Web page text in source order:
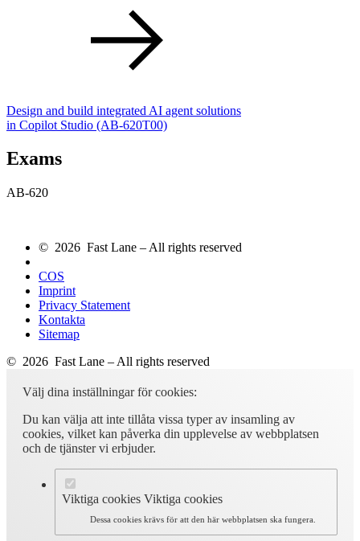
Design and build integrated AI agent solutions
in Copilot Studio (AB-620T00)
Exams
AB-620
© 2026 Fast Lane – All rights reserved
COS
Imprint
Privacy Statement
Kontakta
Sitemap
© 2026 Fast Lane – All rights reserved
Välj dina inställningar för cookies:
Du kan välja att inte tillåta vissa typer av insamling av
cookies, vilket kan påverka din upplevelse av webbplatsen
och de tjänster vi erbjuder.
Viktiga cookies Viktiga cookies
Dessa cookies krävs för att den här webbplatsen ska fungera.